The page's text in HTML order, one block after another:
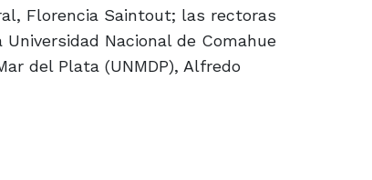
Florencia Saintout; las rectoras
Nacional de Comahue
del Plata (UNMDP), Alfredo